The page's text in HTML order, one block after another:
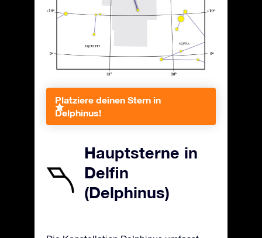
Platziere deinen Stern in
Delphinus!
Hauptsterne in
Delfin
(Delphinus)